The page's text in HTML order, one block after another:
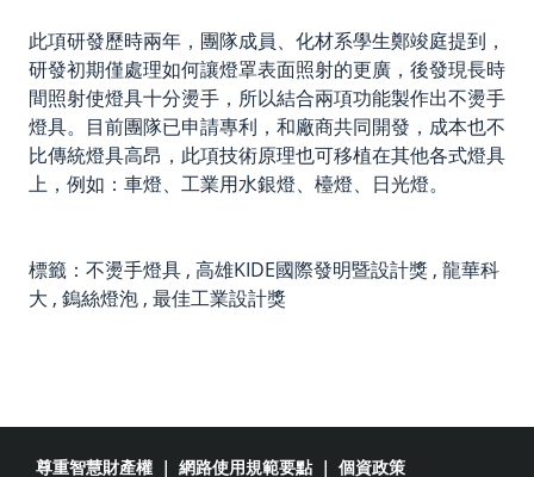
此項研發歷時兩年，團隊成員、化材系學生鄭竣庭提到，
研發初期僅處理如何讓燈罩表面照射的更廣，後發現長時
間照射使燈具十分燙手，所以結合兩項功能製作出不燙手
燈具。目前團隊已申請專利，和廠商共同開發，成本也不
比傳統燈具高昂，此項技術原理也可移植在其他各式燈具
上，例如：車燈、工業用水銀燈、檯燈、日光燈。
標籤： 不燙手燈具 , 高雄KIDE國際發明暨設計獎 , 龍華科
大 , 鎢絲燈泡 , 最佳工業設計獎
尊重智慧財產權 ｜ 網路使用規範要點 ｜ 個資政策